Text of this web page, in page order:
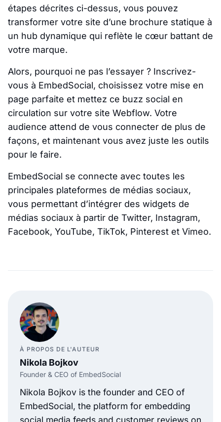
étapes décrites ci-dessus, vous pouvez
transformer votre site d’une brochure statique à
un hub dynamique qui reflète le cœur battant de
votre marque.
Alors, pourquoi ne pas l’essayer ? Inscrivez-
vous à EmbedSocial, choisissez votre mise en
page parfaite et mettez ce buzz social en
circulation sur votre site Webflow. Votre
audience attend de vous connecter de plus de
façons, et maintenant vous avez juste les outils
pour le faire.
EmbedSocial se connecte avec toutes les
principales plateformes de médias sociaux,
vous permettant d’intégrer des widgets de
médias sociaux à partir de Twitter, Instagram,
Facebook, YouTube, TikTok, Pinterest et Vimeo.
À PROPOS DE L'AUTEUR
Nikola Bojkov
Founder & CEO of EmbedSocial
Nikola Bojkov is the founder and CEO of
EmbedSocial, the platform for embedding
social media feeds and customer reviews on